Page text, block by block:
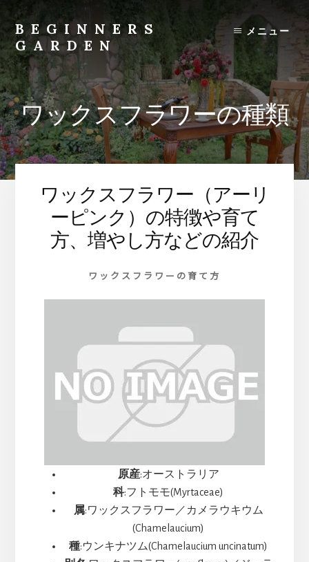
content
BEGINNERS
GARDEN
植
物
の
種
類
や
育
メニュー
ワックスフラワーの種類
ワックスフラワー（アーリ
ーピンク）の特徴や育て
方、増やし方などの紹介
ワックスフラワーの育て方
原産:オーストラリア
科:フトモモ(Myrtaceae)
属:ワックスフラワー／カメラウキウム
(Chamelaucium)
種:ウンキナツム(Chamelaucium uncinatum)